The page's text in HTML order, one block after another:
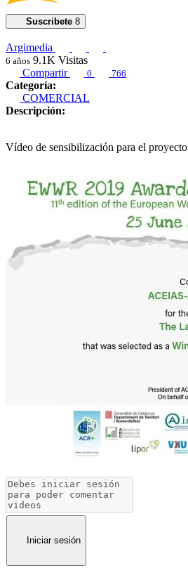
Suscribete 8
Argimedia
6 años 9.1K Visitas
Compartir
0 766
Categoría:
COMERCIAL
Descripción:
Vídeo de sensibilización para el proyecto
Iniciar sesión